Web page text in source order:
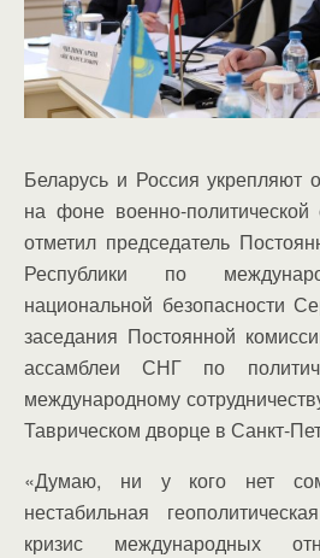
Беларусь и Россия укрепляют
на фоне военно-
отметил председатель
Республики по
национальной безопасности
заседания Постоянной
ассамблеи СНГ по
международному
Таврическом дворце в Санкт-
«Думаю, ни у кого нет
нестабильная
кризис международных